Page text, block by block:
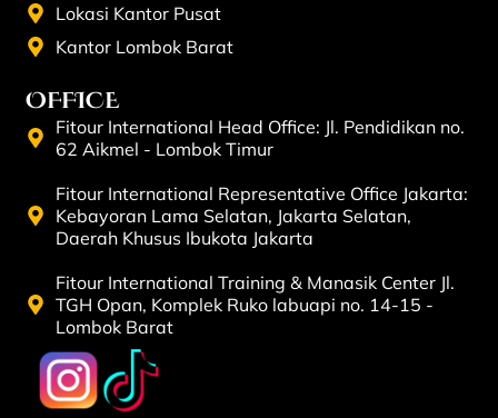
Lokasi Kantor Pusat
Kantor Lombok Barat
OFFICE
Fitour International Head Office: Jl. Pendidikan no.
62 Aikmel - Lombok Timur
Fitour International Representative Office Jakarta:
Kebayoran Lama Selatan, Jakarta Selatan,
Daerah Khusus Ibukota Jakarta
Fitour International Training & Manasik Center Jl.
TGH Opan, Komplek Ruko labuapi no. 14-15 -
Lombok Barat